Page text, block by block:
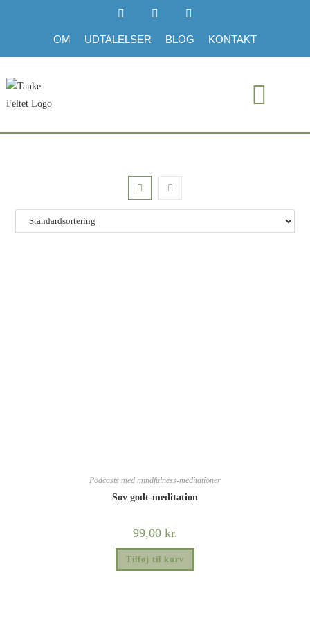
OM UDTALELSER BLOG KONTAKT
Podcasts med mindfulness-meditationer
Sov godt-meditation
99,00 kr.
Tilføj til kurv